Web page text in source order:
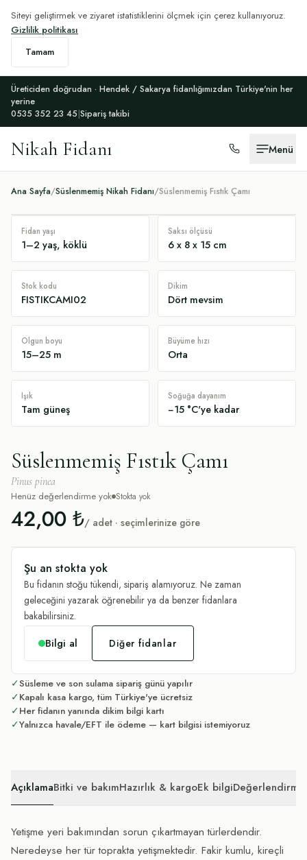
Siteyi geliştirmek ve ziyaret istatistiklerini ölçmek için çerez kullanıyoruz.
Gizlilik politikası
Tamam
Üreticiden doğrudan · Hendek / Sakarya fidanlığımızdan Türkiye'nin her
yerine
0535 352 23 45|Sipariş takibi
Nikah Fidanı Menü
Ana Sayfa/Süslenmemiş Nikah Fidanı/Süslenmemiş Fıstık Çamı
Fidan yaşı
1–2 yaş, köklü
Saksı ölçüsü
6 x 8 x 15 cm
Stok kodu
FISTIKCAMI02
Dikim
Dört mevsim
Olgun boyu
15–25 m
Büyüme hızı
Orta
Işık
Tam güneş
Soğuğa dayanım
−15 °C'ye kadar
Süslenmemiş Fıstık Çamı
Pinus pinea
Henüz değerlendirme yok Stokta yok
42,00 ₺/ adet · seçimlerinize göre
Şu an stokta yok
Bu fidanın stoğu tükendi, sipariş alamıyoruz. Ne zaman
geleceğini yazarak öğrenebilir ya da benzer fidanlara
bakabilirsiniz.
Bilgi al Diğer fidanlar
✓Süsleme ve son sulama sipariş günü yapılır
✓Kapalı kasa kargo, tüm Türkiye'ye ücretsiz
✓Her fidanın yanında dikim bilgi kartı
✓Yalnızca havale/EFT ile ödeme — kart bilgisi istemiyoruz
AçıklamaBitki ve bakımHazırlık & kargoEk bilgi
Yetişme yeri bakımından sorun çıkartmayan türlerdendir.
Neredeyse her tür toprakta yetişmektedir. Fakir kumlu, kireçli